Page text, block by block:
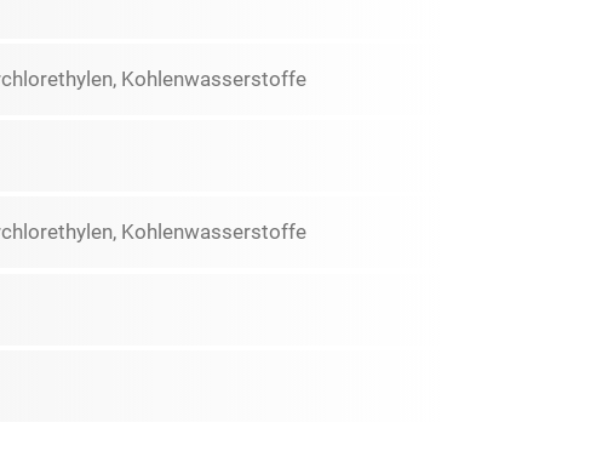
Kohlenwasserstoffe
Kohlenwasserstoffe